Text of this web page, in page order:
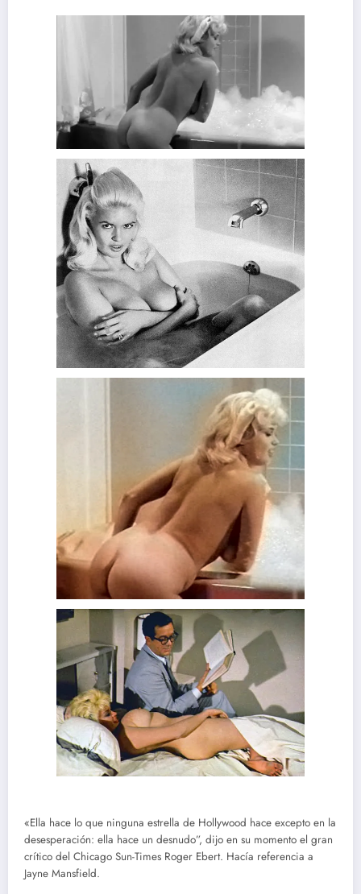
«Ella hace lo que ninguna estrella de Hollywood hace excepto en la
desesperación: ella hace un desnudo”, dijo en su momento el gran
crítico del Chicago Sun-Times Roger Ebert. Hacía referencia a
Jayne Mansfield.